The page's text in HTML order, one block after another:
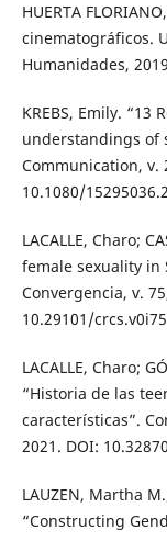
HUERTA
cinematográficos.
Humanidades,
KREBS, Emily. “13
understandings of
Communication, v.
10.1080/
LACALLE, Charo;
female sexuality in
Convergencia, v.
10.29101/
LACALLE, Charo;
“Historia de las
características”.
2021. DOI:
LAUZEN, Martha
“Constructing